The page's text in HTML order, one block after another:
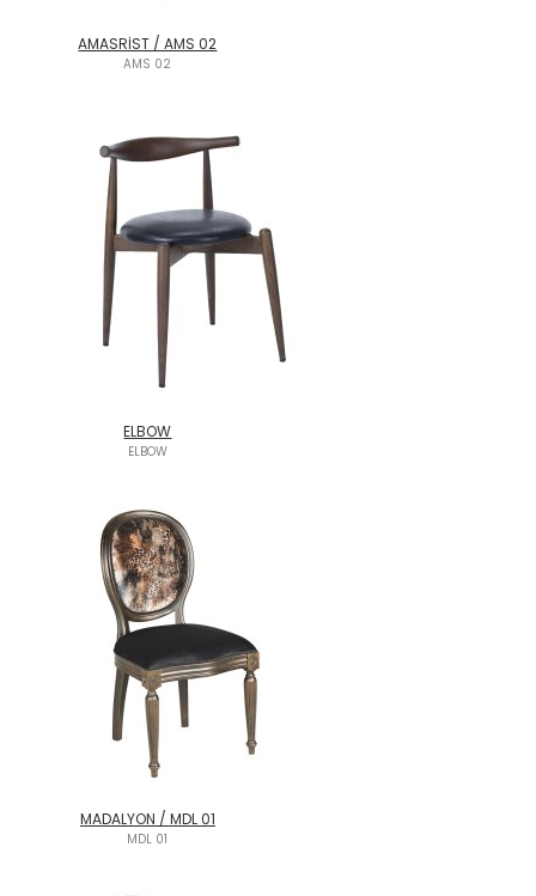
AMASRİST / AMS 02
AMS 02
ELBOW
ELBOW
MADALYON / MDL 01
MDL 01